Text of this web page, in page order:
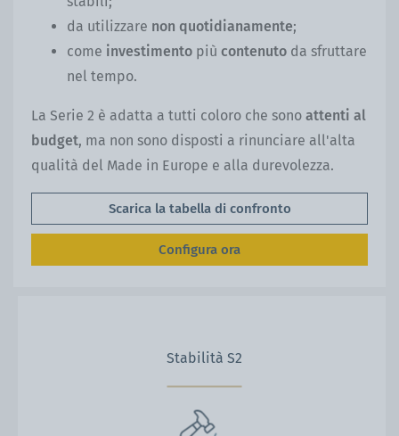
da utilizzare non quotidianamente;
come investimento più contenuto da sfruttare
nel tempo.
La Serie 2 è adatta a tutti coloro che sono attenti al
budget, ma non sono disposti a rinunciare all'alta
qualità del Made in Europe e alla durevolezza.
Scarica la tabella di confronto
Configura ora
Stabilità S2